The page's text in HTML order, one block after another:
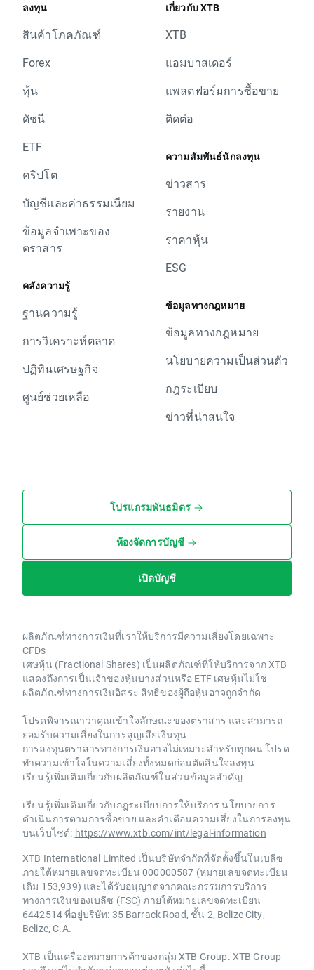
ลงทุน
สินค้าโภคภัณฑ์
Forex
หุ้น
ดัชนี
ETF
คริปโต
บัญชีและค่าธรรมเนียม
ข้อมูลจำเพาะของ
ตราสาร
คลังความรู้
ฐานความรู้
การวิเคราะห์ตลาด
ปฏิทินเศรษฐกิจ
ศูนย์ช่วยเหลือ
เกี่ยวกับ XTB
XTB
แอมบาสเดอร์
แพลตฟอร์มการซื้อขาย
ติดต่อ
ความสัมพันธ์นักลงทุน
ข่าวสาร
รายงาน
ราคาหุ้น
ESG
ข้อมูลทางกฎหมาย
ข้อมูลทางกฎหมาย
นโยบายความเป็นส่วนตัว
กฎระเบียบ
ข่าวที่น่าสนใจ
โปรแกรมพันธมิตร
ห้องจัดการบัญชี
เปิดบัญชี
ผลิตภัณฑ์ทางการเงินที่เราให้บริการมีความเสี่ยงโดยเฉพาะ
CFDs
เศษหุ้น (Fractional Shares) เป็นผลิตภัณฑ์ที่ให้บริการจาก XTB
แสดงถึงการเป็นเจ้าของหุ้นบางส่วนหรือ ETF เศษหุ้นไม่ใช่
ผลิตภัณฑ์ทางการเงินอิสระ สิทธิของผู้ถือหุ้นอาจถูกจำกัด
โปรดพิจารณาว่าคุณเข้าใจลักษณะของตราสาร และสามารถ
ยอมรับความเสี่ยงในการสูญเสียเงินทุน
การลงทุนตราสารทางการเงินอาจไม่เหมาะสำหรับทุกคน โปรด
ทำความเข้าใจในความเสี่ยงทั้งหมดก่อนตัดสินใจลงทุน
เรียนรู้เพิ่มเติมเกี่ยวกับผลิตภัณฑ์ในส่วนข้อมูลสำคัญ
เรียนรู้เพิ่มเติมเกี่ยวกับกฎระเบียบการให้บริการ นโยบายการ
ดำเนินการตามการซื้อขาย และคำเตือนความเสี่ยงในการลงทุน
บนเว็บไซต์: https://www.xtb.com/int/legal-information
XTB International Limited เป็นบริษัทจำกัดที่จัดตั้งขึ้นในเบลีซ
ภายใต้หมายเลขจดทะเบียน 000000587 (หมายเลขจดทะเบียน
เดิม 153,939) และได้รับอนุญาตจากคณะกรรมการบริการ
ทางการเงินของเบลีซ (FSC) ภายใต้หมายเลขจดทะเบียน
6442514 ที่อยู่บริษัท: 35 Barrack Road, ชั้น 2, Belize City,
Belize, C.A.
XTB เป็นเครื่องหมายการค้าของกลุ่ม XTB Group. XTB Group